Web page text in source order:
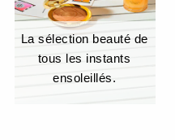
La sélection beauté de
tous les instants
ensoleillés.